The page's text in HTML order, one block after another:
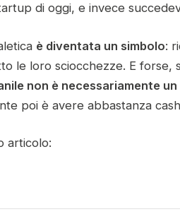
di oggi, e invece
è diventata un simbolo:
le loro sciocchezze. E forse,
non è necessariamente un
poi è avere abbastanza
articolo: